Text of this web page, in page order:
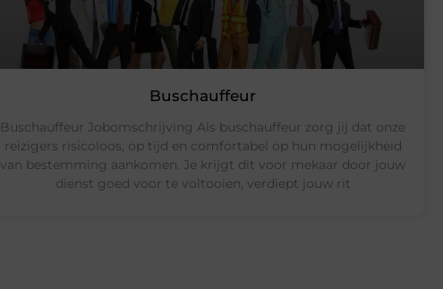
Buschauffeur
Buschauffeur Jobomschrijving Als buschauffeur zorg jij dat onze
reizigers risicoloos, op tijd en comfortabel op hun mogelijkheid
van bestemming aankomen. Je krijgt dit voor mekaar door jouw
dienst goed voor te voltooien, verdiept jouw rit